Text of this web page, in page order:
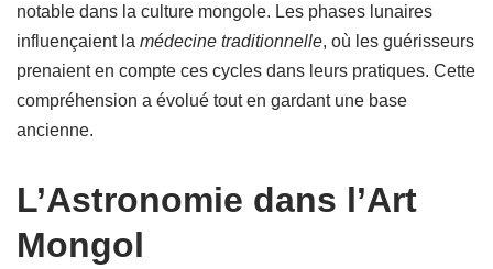
notable dans la culture mongole. Les phases lunaires
influençaient la médecine traditionnelle, où les guérisseurs
prenaient en compte ces cycles dans leurs pratiques. Cette
compréhension a évolué tout en gardant une base
ancienne.
L’Astronomie dans l’Art
Mongol